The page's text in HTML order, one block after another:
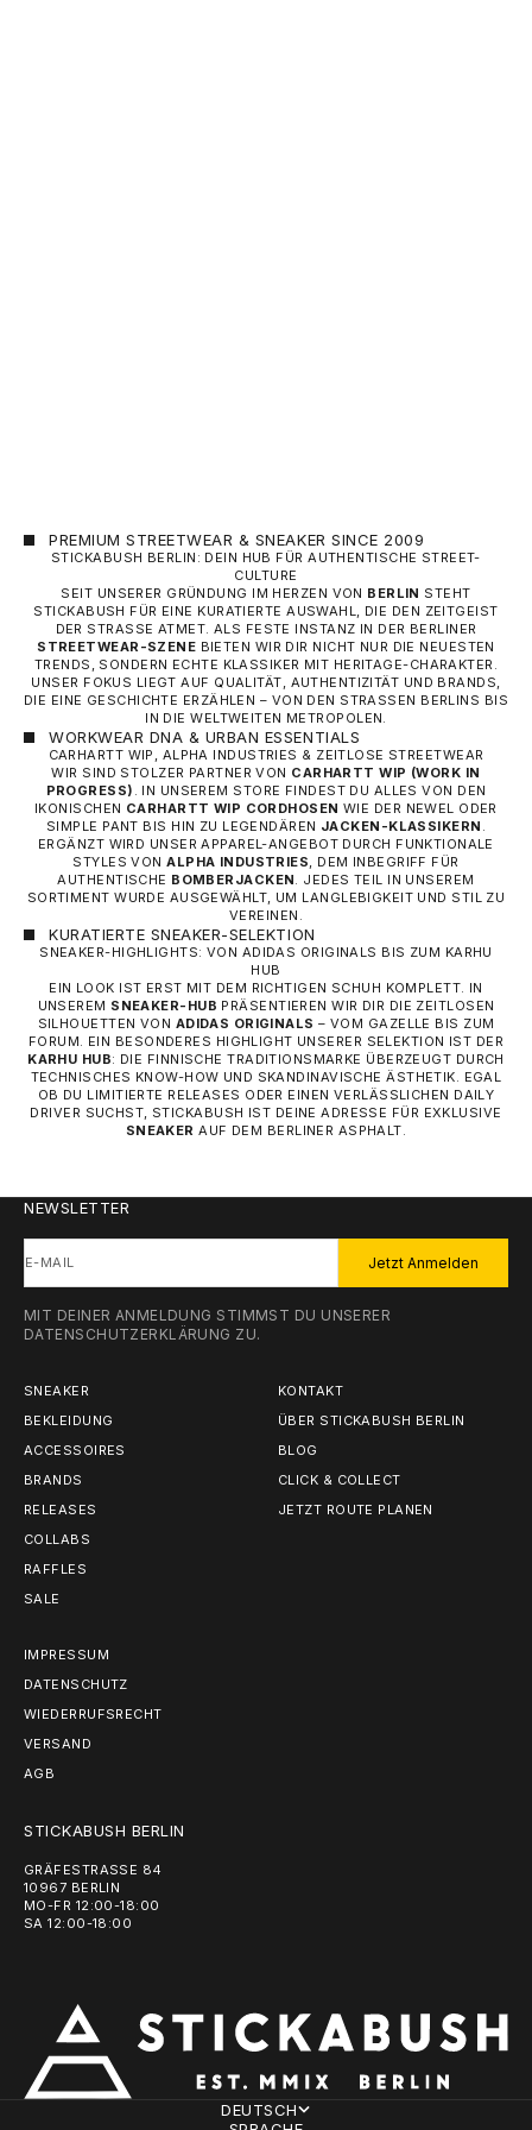
PREMIUM STREETWEAR & SNEAKER SINCE 2009
STICKABUSH BERLIN: DEIN HUB FÜR AUTHENTISCHE STREET-
CULTURE
SEIT UNSERER GRÜNDUNG IM HERZEN VON BERLIN STEHT
STICKABUSH FÜR EINE KURATIERTE AUSWAHL, DIE DEN ZEITGEIST
DER STRASSE ATMET. ALS FESTE INSTANZ IN DER BERLINER
STREETWEAR-SZENE BIETEN WIR DIR NICHT NUR DIE NEUESTEN
TRENDS, SONDERN ECHTE KLASSIKER MIT HERITAGE-CHARAKTER.
UNSER FOKUS LIEGT AUF QUALITÄT, AUTHENTIZITÄT UND BRANDS,
DIE EINE GESCHICHTE ERZÄHLEN – VON DEN STRASSEN BERLINS BIS I
N DIE WELTWEITEN METROPOLEN.
WORKWEAR DNA & URBAN ESSENTIALS
CARHARTT WIP, ALPHA INDUSTRIES & ZEITLOSE STREETWEAR
WIR SIND STOLZER PARTNER VON CARHARTT WIP (WORK IN
PROGRESS) . IN UNSEREM STORE FINDEST DU ALLES VON DEN
IKONISCHEN CARHARTT WIP CORDHOSENWIE DER NEWEL ODER
SIMPLE PANT BIS HIN ZU LEGENDÄREN JACKEN-KLASSIKERN .
ERGÄNZT WIRD UNSER APPAREL-ANGEBOT DURCH FUNKTIONALE
STYLES VONALPHA INDUSTRIES, DEM INBEGRIFF FÜR
AUTHENTISCHE BOMBERJACKEN. JEDES TEIL IN UNSEREM
SORTIMENT WURDE AUSGEWÄHLT, UM LANGLEBIGKEIT UND STIL ZU
VEREINEN.
KURATIERTE SNEAKER-SELEKTION
SNEAKER-HIGHLIGHTS: VON ADIDAS ORIGINALS BIS ZUM KARHU
HUB
EIN LOOK IST ERST MIT DEM RICHTIGEN SCHUH KOMPLETT. IN
UNSEREM SNEAKER-HUB PRÄSENTIEREN WIR DIR DIE ZEITLOSEN
SILHOUETTEN VON ADIDAS ORIGINALS – VOM GAZELLE BIS ZUM
FORUM. EIN BESONDERES HIGHLIGHT UNSERER SELEKTION IST DER
KARHU HUB: DIE FINNISCHE TRADITIONSMARKE ÜBERZEUGT DURCH
TECHNISCHES KNOW-HOW UND SKANDINAVISCHE ÄSTHETIK. EGAL
OB DU LIMITIERTE RELEASES ODER EINEN VERLÄSSLICHEN DAILY
DRIVER SUCHST, STICKABUSH IST DEINE ADRESSE FÜR EXKLUSIVE
SNEAKER AUF DEM BERLINER ASPHALT.
NEWSLETTER
E-MAIL Jetzt Anmelden
MIT DEINER ANMELDUNG STIMMST DU UNSERER
DATENSCHUTZERKLÄRUNG ZU.
SNEAKER
BEKLEIDUNG
ACCESSOIRES
BRANDS
RELEASES
COLLABS
RAFFLES
SALE
KONTAKT
ÜBER STICKABUSH BERLIN
BLOG
CLICK & COLLECT
JETZT ROUTE PLANEN
IMPRESSUM
DATENSCHUTZ
WIEDERRUFSRECHT
VERSAND
AGB
STICKABUSH BERLIN
GRÄFESTRASSE 84
10967 BERLIN
MO-FR 12:00-18:00
SA 12:00-18:00
DEUTSCH